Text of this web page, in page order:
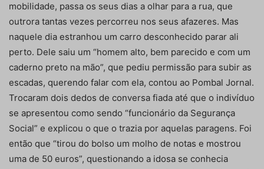
mobilidade, passa os seus dias a olhar para a rua, que
outrora tantas vezes percorreu nos seus afazeres. Mas
naquele dia estranhou um carro desconhecido parar ali
perto. Dele saiu um “homem alto, bem parecido e com um
caderno preto na mão”, que pediu permissão para subir as
escadas, querendo falar com ela, contou ao Pombal Jornal.
Trocaram dois dedos de conversa fiada até que o indivíduo
se apresentou como sendo “funcionário da Segurança
Social” e explicou o que o trazia por aquelas paragens. Foi
então que “tirou do bolso um molho de notas e mostrou
uma de 50 euros”, questionando a idosa se conhecia